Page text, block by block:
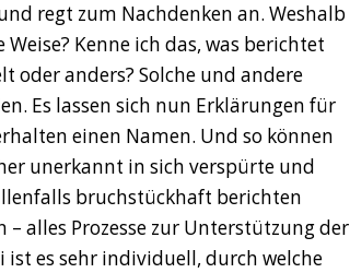
regt zum Nachdenken an. Weshalb
Kenne ich das, was berichtet
oder anders? Solche und andere
Es lassen sich nun Erklärungen für
einen Namen. Und so können
unerkannt in sich verspürte und
bruchstückhaft berichten
– alles Prozesse zur Unterstützung der
ist es sehr individuell, durch welche